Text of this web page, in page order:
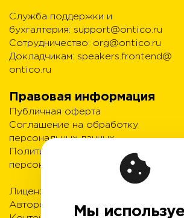
Служба поддержки и
бухгалтерия: support@ontico.ru
Сотрудничество: org@ontico.ru
Докладчикам: speakers.frontend@
ontico.ru
Правовая информация
Публичная оферта
Соглашение на обработку
персональных данных
Политика обработки
персональных данных
Лицензионный договор с
Автором
Мы